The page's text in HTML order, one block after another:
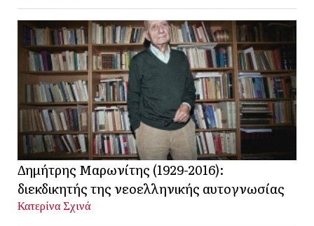
Δημήτρης Μαρωνίτης (1929-2016):
διεκδικητής της νεοελληνικής αυτογνωσίας
Κατερίνα Σχινά